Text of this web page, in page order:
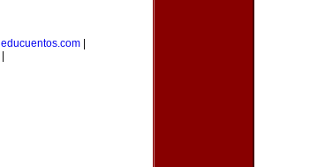
educuentos.com|